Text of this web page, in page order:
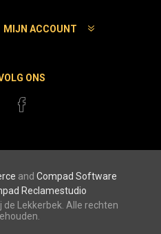
MIJN ACCOUNT
ONS
and Compad Software
Reclamestudio
de Lekkerbek. Alle rechten